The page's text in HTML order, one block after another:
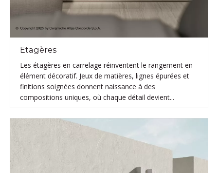
Etagères
Les étagères en carrelage réinventent le rangement en
élément décoratif. Jeux de matières, lignes épurées et
finitions soignées donnent naissance à des
compositions uniques, où chaque détail devient...